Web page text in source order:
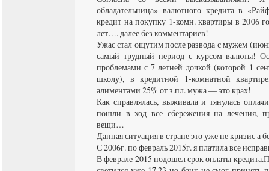
обладательница» валютного кредита в
кредит на покупку 1-комн. квартиры в 2006
лет…. далее без комментариев!
Ужас стал ощутим после развода с мужем
самый трудный период с курсом валюты!
проблемами с 7 летней дочкой (которой 1
школу), в кредитной 1-комнатной
алиментами 25% от з.пл. мужа — это крах!
Как справлялась, выживала и тянулась
пошли в ход все сбережения на лечения,
вещи…
Данная ситуация в стране это уже не кризис а
С 2006г. по февраль 2015г. я платила все
В феврале 2015 подошел срок оплаты